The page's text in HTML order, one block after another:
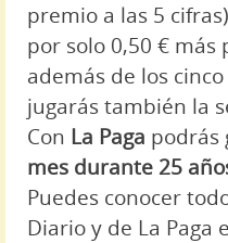
premio a las 5
por solo 0,50 € más
además de los
jugarás también la
Con La Paga podrás
mes durante 25
Puedes conocer
Diario y de La Paga